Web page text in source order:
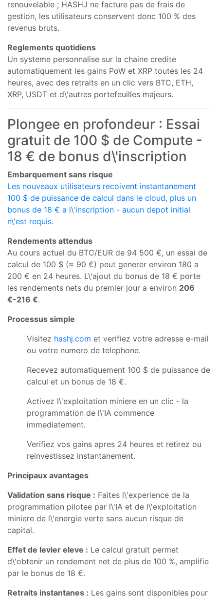
renouvelable ; HASHJ ne facture pas de frais de
gestion, les utilisateurs conservent donc 100 % des
revenus bruts.
Reglements quotidiens
Un systeme personnalise sur la chaine credite
automatiquement les gains PoW et XRP toutes les 24
heures, avec des retraits en un clic vers BTC, ETH,
XRP, USDT et d\'autres portefeuilles majeurs.
Plongee en profondeur : Essai
gratuit de 100 $ de Compute -
18 € de bonus d\'inscription
Embarquement sans risque
Les nouveaux utilisateurs recoivent instantanement
100 $ de puissance de calcul dans le cloud, plus un
bonus de 18 € a l\'inscription - aucun depot initial
n\'est requis.
Rendements attendus
Au cours actuel du BTC/EUR de 94 500 €, un essai de
calcul de 100 $ (≈ 90 €) peut generer environ 180 a
200 € en 24 heures. L\'ajout du bonus de 18 € porte
les rendements nets du premier jour a environ 206
€-216 €.
Processus simple
Visitez hashj.com et verifiez votre adresse e-mail
ou votre numero de telephone.
Recevez automatiquement 100 $ de puissance de
calcul et un bonus de 18 €.
Activez l\'exploitation miniere en un clic - la
programmation de l\'IA commence
immediatement.
Verifiez vos gains apres 24 heures et retirez ou
reinvestissez instantanement.
Principaux avantages
Validation sans risque : Faites l\'experience de la
programmation pilotee par l\'IA et de l\'exploitation
miniere de l\'energie verte sans aucun risque de
capital.
Effet de levier eleve : Le calcul gratuit permet
d\'obtenir un rendement net de plus de 100 %, amplifie
par le bonus de 18 €.
Retraits instantanes : Les gains sont disponibles pour